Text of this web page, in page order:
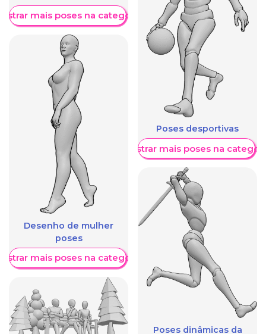
mais poses na categoria
Desenho de mulher
poses
mais poses na categoria
Poses desportivas
Mostrar mais poses na
Poses dinâmicas da